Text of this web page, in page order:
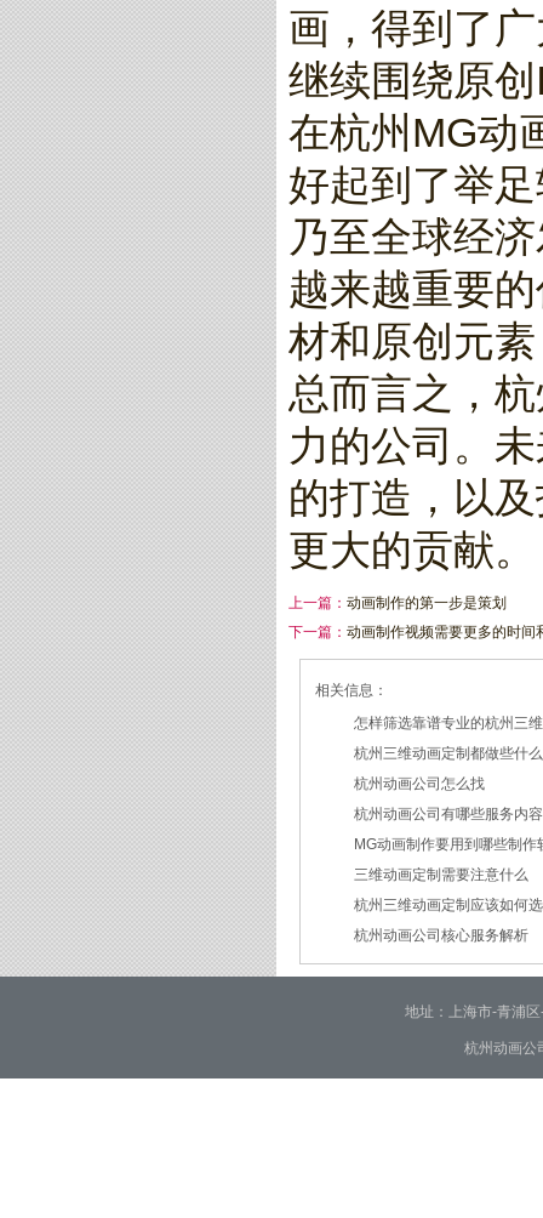
画，得到了
继续围绕原
在杭州MG动
好起到了举
乃至全球经
越来越重要
材和原创元
总而言之，
力的公司。
的打造，以
更大的贡献。
上一篇： 动画制作的第一步是策划
下一篇： 动画制作视频需要更多的时间
相关信息：
怎样筛选靠谱专业的杭州三
2026/07/21
杭州三维动画定制都做些什
2026/03/19
杭州动画公司怎么找
2026/03/12
杭州动画公司有哪些服务内容
2026/03/09
MG动画制作要用到哪些制作
2026/02/24
三维动画定制需要注意什么
2026/02/09
杭州三维动画定制应该如何
2026/01/30
杭州动画公司核心服务解析
2026/01/28
地址：上海市-青浦
杭州动画公